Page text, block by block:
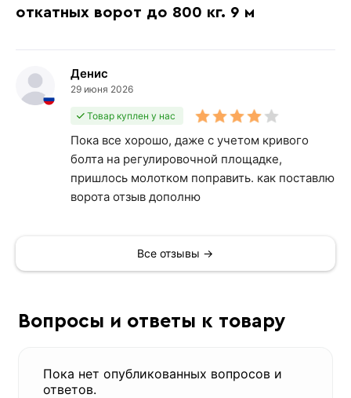
откатных ворот до 800 кг. 9 м
Денис
29 июня 2026
Товар куплен у нас
Пока все хорошо, даже с учетом кривого
болта на регулировочной площадке,
пришлось молотком поправить. как поставлю
ворота отзыв дополню
Все отзывы →
Вопросы и ответы к товару
Пока нет опубликованных вопросов и
ответов.